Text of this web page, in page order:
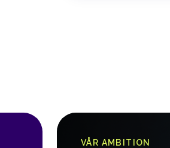
VÅR AMBITION